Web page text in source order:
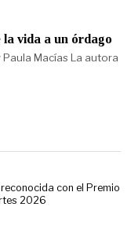
vida a un órdago
Macías La autora
con el Premio
2026